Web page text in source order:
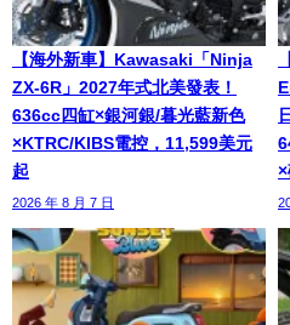
【海外新車】Kawasaki「Ninja
ZX-6R」2027年式北美發表！
636cc四缸×銀河銀/暮光藍新色
×KTRC/KIBS電控，11,599美元
起
2026 年 8 月 7 日
×